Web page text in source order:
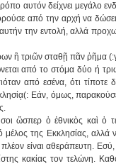
αυτόν δείχνει μεγάλο
από την αρχή να
την εντολή, αλλά
ἢ τριῶν σταθῇ πᾶν ῥῆμα
από το στόμα δύο ή
από εσένα, ότι
Εάν, όμως,
ὥσπερ ὁ ἐθνικὸς καὶ ὁ
της Εκκλησίας, αλλά
είναι αθεράπευτη.
κακίας τον τελώνη.